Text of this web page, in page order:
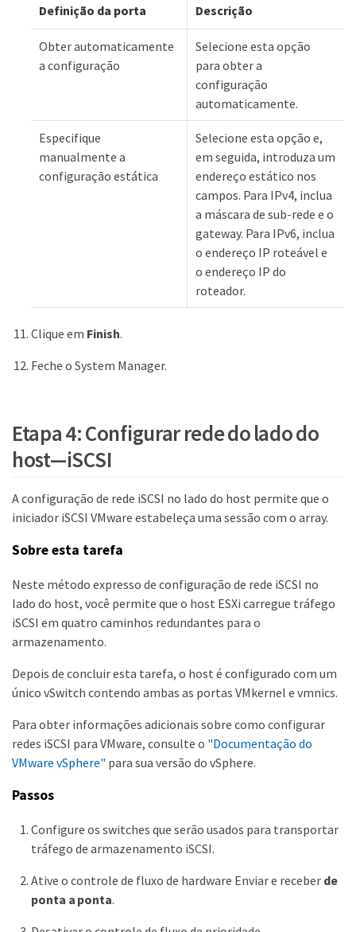
Definição da porta Descrição
Obter automaticamente
a configuração
Selecione esta opção
para obter a
configuração
automaticamente.
Especifique
manualmente a
configuração estática
Selecione esta opção e,
em seguida, introduza um
endereço estático nos
campos. Para IPv4, inclua
a máscara de sub-rede e o
gateway. Para IPv6, inclua
o endereço IP roteável e
o endereço IP do
roteador.
Clique em Finish.
Feche o System Manager.
Etapa 4: Configurar rede do lado do
host—​iSCSI
A configuração de rede iSCSI no lado do host permite que o
iniciador iSCSI VMware estabeleça uma sessão com o array.
Sobre esta tarefa
Neste método expresso de configuração de rede iSCSI no
lado do host, você permite que o host ESXi carregue tráfego
iSCSI em quatro caminhos redundantes para o
armazenamento.
Depois de concluir esta tarefa, o host é configurado com um
único vSwitch contendo ambas as portas VMkernel e vmnics.
Para obter informações adicionais sobre como configurar
redes iSCSI para VMware, consulte o "Documentação do
VMware vSphere" para sua versão do vSphere.
Passos
Configure os switches que serão usados para transportar
tráfego de armazenamento iSCSI.
Ative o controle de fluxo de hardware Enviar e receber de
ponta a ponta.